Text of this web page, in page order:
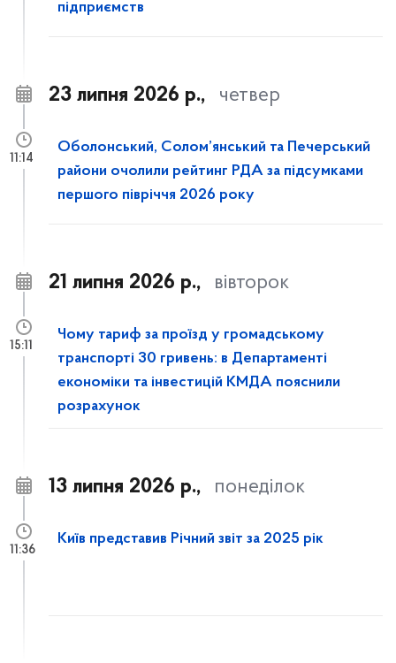
підприємств
23 липня 2026 р., четвер
Оболонський, Солом’янський та Печерський
райони очолили рейтинг РДА за підсумками
першого півріччя 2026 року
11:14
21 липня 2026 р., вівторок
Чому тариф за проїзд у громадському
транспорті 30 гривень: в Департаменті
економіки та інвестицій КМДА пояснили
розрахунок
15:11
13 липня 2026 р., понеділок
Київ представив Річний звіт за 2025 рік
11:36